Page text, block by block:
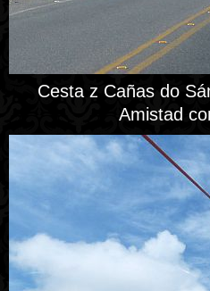
Cesta z Cañas do
Amistad